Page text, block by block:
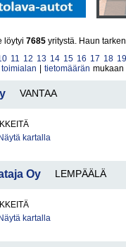
löytyi 7685 yritystä. Haun
11 12 13 14 15 16 17 18 19
toimialan tietomäärän mukaan
VANTAA
Näytä kartalla
Oy LEMPÄÄLÄ
Näytä kartalla